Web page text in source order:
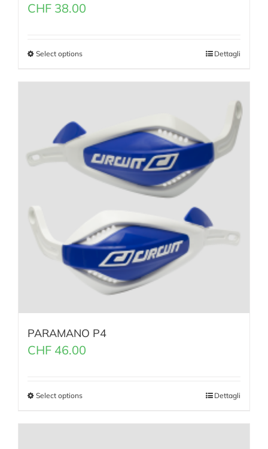
CHF 38.00
Select options Dettagli
PARAMANO P4
CHF 46.00
Select options Dettagli